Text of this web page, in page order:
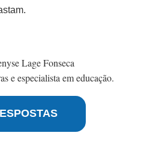
Lage Fonseca
e especialista em educação.